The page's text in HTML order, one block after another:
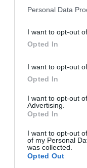
Personal Data
I want to opt-out
Opted In
I want to opt-out
Opted In
I want to opt-out
Advertising.
Opted In
I want to opt-out
of my Personal
was collected.
Opted Out